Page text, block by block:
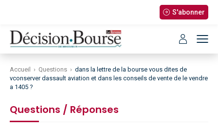
S'abonner
Accueil › Questions › dans la lettre de la bourse vous dites de
vconserver dassault aviation et dans les conseils de vente de le vendre
a 1405 ?
Questions / Réponses